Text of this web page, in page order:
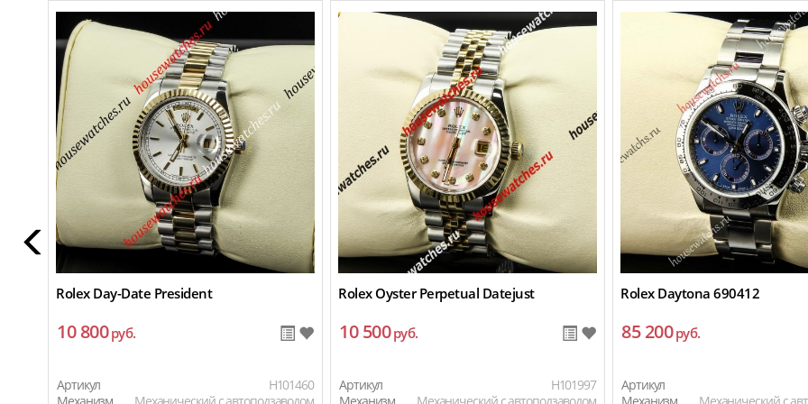
Rolex Day-Date President
10 800руб.
Артикул
H101460
Rolex Oyster Perpetual Datejust
10 500руб.
Артикул
H101997
Rolex Daytona 690412
85 200руб.
Артикул